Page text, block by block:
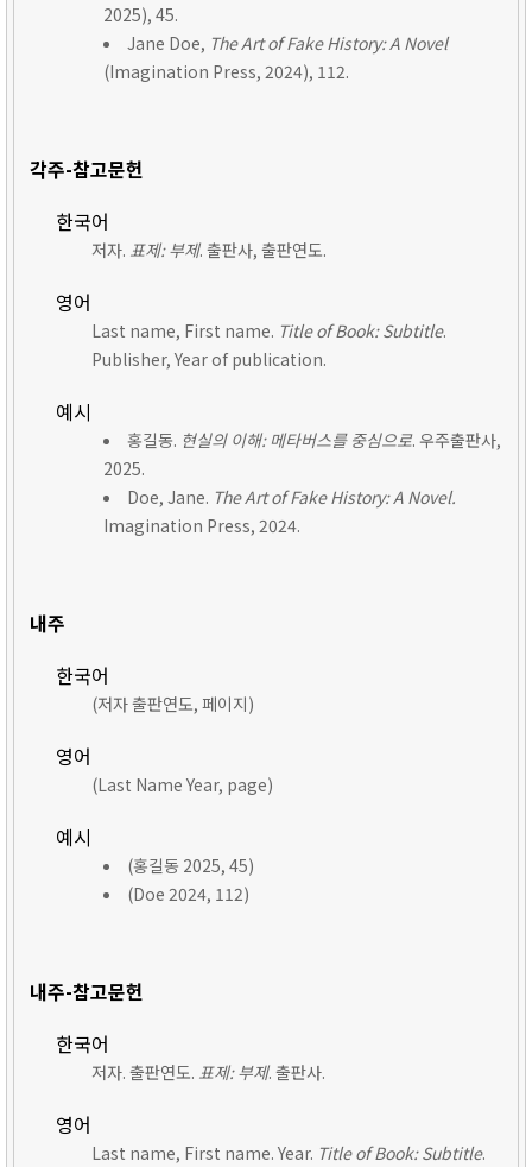
2025), 45.
Jane Doe, The Art of Fake History: A Novel
(Imagination Press, 2024), 112.
각주-참고문헌
한국어
저자. 표제: 부제. 출판사, 출판연도.
영어
Last name, First name. Title of Book: Subtitle.
Publisher, Year of publication.
예시
홍길동. 현실의 이해: 메타버스를 중심으로. 우주출판사,
2025.
Doe, Jane. The Art of Fake History: A Novel.
Imagination Press, 2024.
내주
한국어
(저자 출판연도, 페이지)
영어
(Last Name Year, page)
예시
(홍길동 2025, 45)
(Doe 2024, 112)
내주-참고문헌
한국어
저자. 출판연도. 표제: 부제. 출판사.
영어
Last name, First name. Year. Title of Book: Subtitle.